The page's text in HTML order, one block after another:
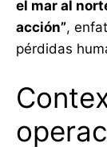
el mar al
acción”,
pérdidas